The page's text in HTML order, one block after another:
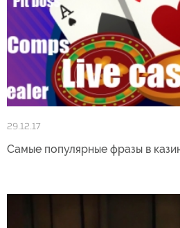
29.12.17
Самые популярные фразы в